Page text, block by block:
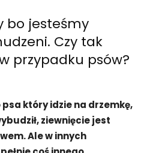
bo jesteśmy
Czy tak
przypadku psów?
który idzie na drzemkę,
ziewnięcie jest
Ale w innych